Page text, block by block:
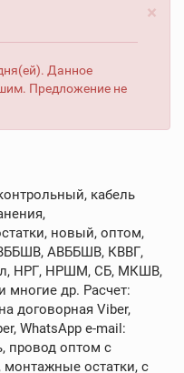
×
Данное
Предложение не
кабель
новый, оптом,
АВББШВ, КВВГ,
НРГ, НРШМ, СБ, МКШВ,
др. Расчет:
договорная Viber,
WhatsApp e-mail:
провод оптом с
остатки, с